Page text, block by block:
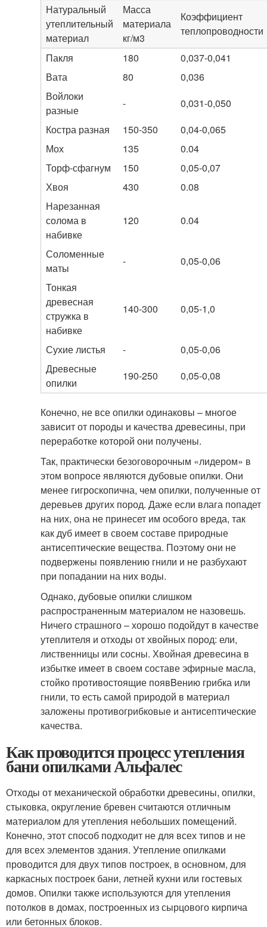
Натуральный
утеплительный
материал
Масса
материала
кг/м3
Коэффициент
теплопроводности
Пакля
180
0,037-0,041
Вата
80
0,036
Войлоки
разные
-
0,031-0,050
Костра разная
150-350
0,04-0,065
Мох
135
0.04
Торф-сфагнум
150
0,05-0,07
Хвоя
430
0.08
Нарезанная
солома в
набивке
120 0.04
Соломенные
маты
-
0,05-0,06
Тонкая
древесная
стружка в
набивке
140-300 0,05-1,0
Сухие листья -
0,05-0,06
Древесные
опилки
190-250 0,05-0,08
Конечно, не все опилки одинаковы – многое
зависит от породы и качества древесины, при
переработке которой они получены.
Так, практически безоговорочным «лидером» в
этом вопросе являются дубовые опилки. Они
менее гигроскопична, чем опилки, полученные от
деревьев других пород. Даже если влага попадет
на них, она не принесет им особого вреда, так
как дуб имеет в своем составе природные
антисептические вещества. Поэтому они не
подвержены появлению гнили и не разбухают
при попадании на них воды.
Однако, дубовые опилки слишком
распространенным материалом не назовешь.
Ничего страшного – хорошо подойдут в качестве
утеплителя и отходы от хвойных пород: ели,
лиственницы или сосны. Хвойная древесина в
избытке имеет в своем составе эфирные масла,
стойко противостоящие появBению грибка или
гнили, то есть самой природой в материал
заложены противогрибковые и антисептические
качества.
Как проводится процесс утепления
бани опилками Альфалес
Отходы от механической обработки древесины, опилки,
стыковка, округление бревен считаются отличным
материалом для утепления небольших помещений.
Конечно, этот способ подходит не для всех типов и не
для всех элементов здания. Утепление опилками
проводится для двух типов построек, в основном, для
каркасных построек бани, летней кухни или гостевых
домов. Опилки также используются для утепления
потолков в домах, построенных из сырцового кирпича
или бетонных блоков.